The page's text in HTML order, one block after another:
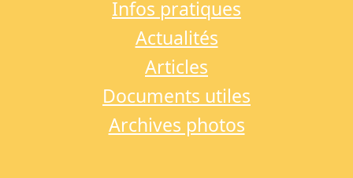
Infos pratiques
Actualités
Articles
Documents utiles
Archives photos